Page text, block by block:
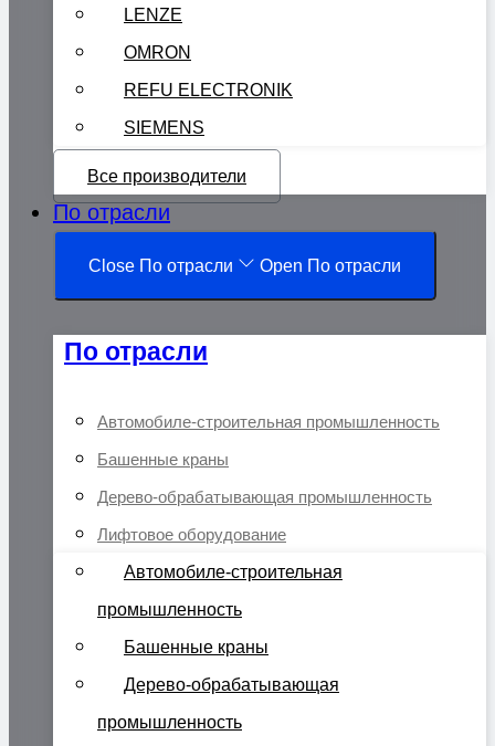
LENZE
OMRON
REFU ELECTRONIK
SIEMENS
Все производители
По отрасли
Close По отрасли Open По отрасли
По отрасли
Автомобиле-строительная промышленность
Башенные краны
Дерево-обрабатывающая промышленность
Лифтовое оборудование
Автомобиле-строительная
промышленность
Башенные краны
Дерево-обрабатывающая
промышленность